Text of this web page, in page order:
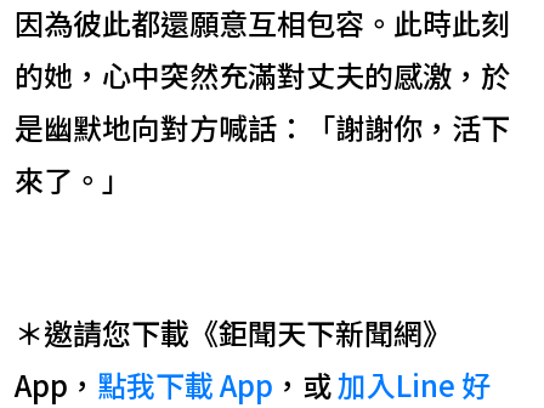
因為彼此都還願意互相包容。此時此刻
的她，心中突然充滿對丈夫的感激，於
是幽默地向對方喊話：「謝謝你，活下
來了。」
＊邀請您下載《鉅聞天下新聞網》
App， 點我下載 App ，或加入Line 好